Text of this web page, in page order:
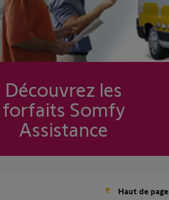
Découvrez les
forfaits Somfy
Assistance
Haut de page